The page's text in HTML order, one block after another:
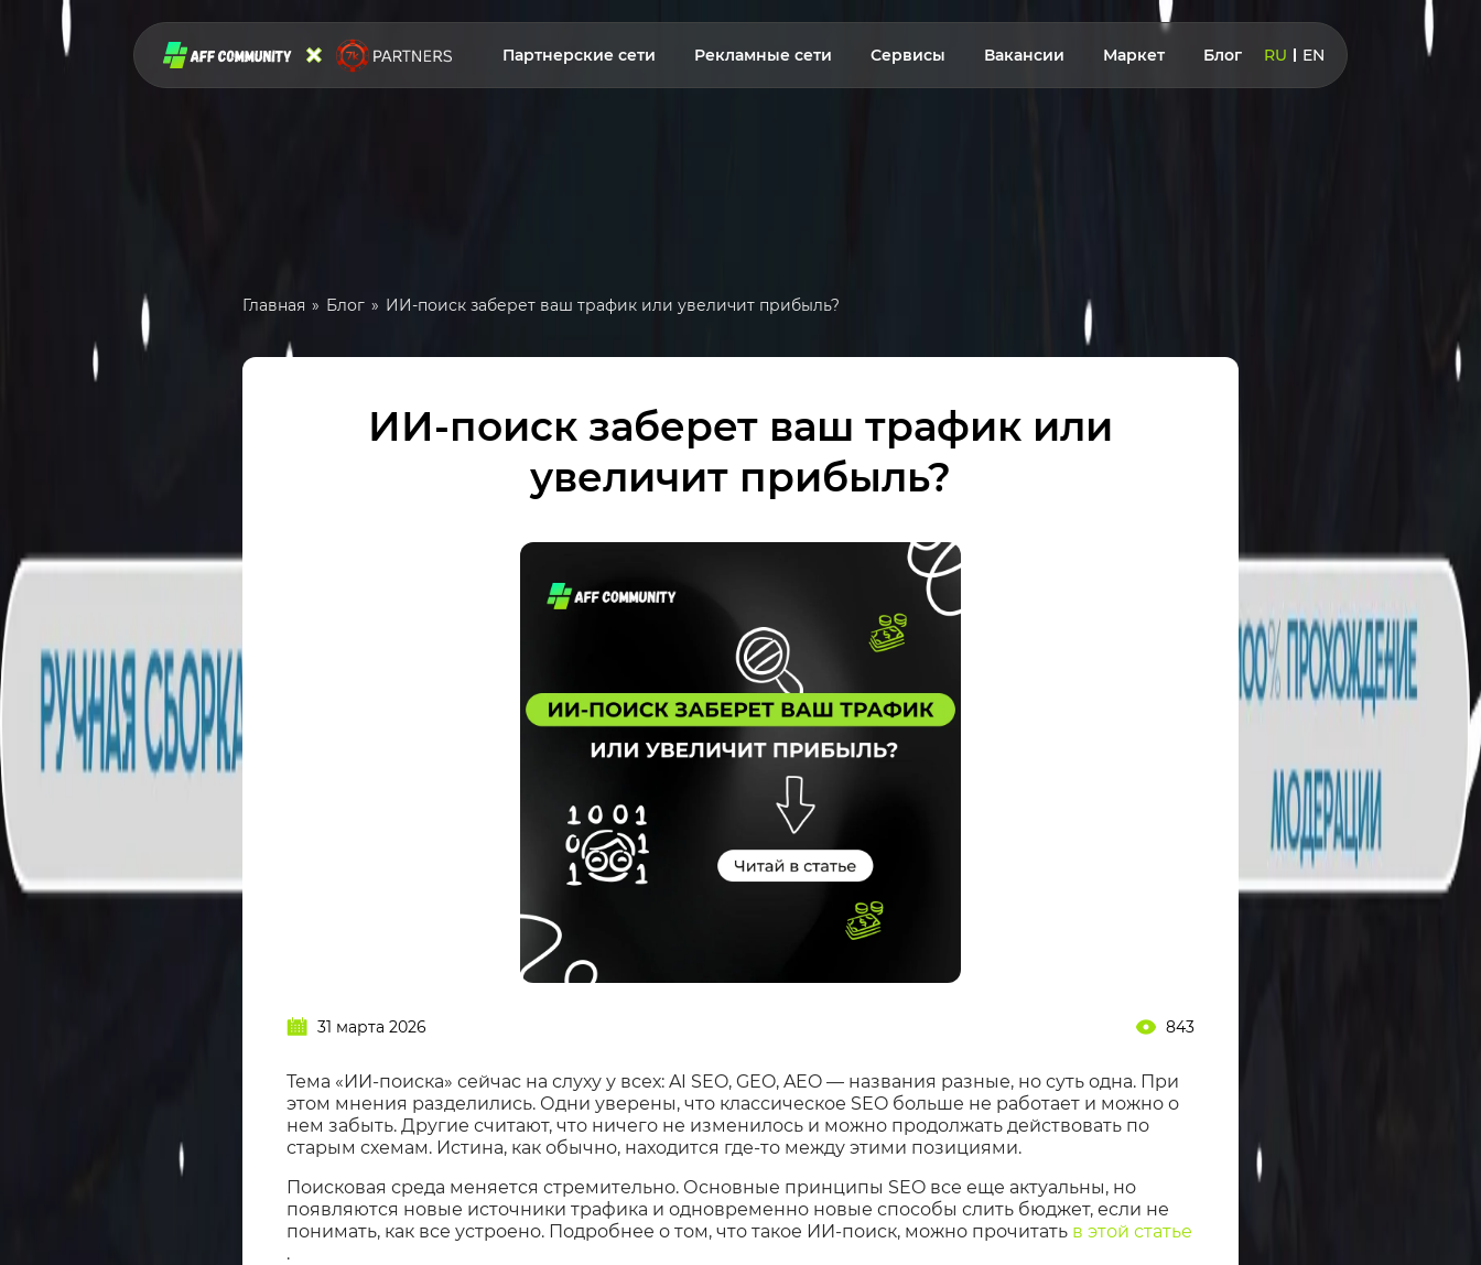
Партнерские сети Рекламные сети Сервисы Вакансии Маркет Блог RU EN
Главная Блог ИИ-поиск заберет ваш трафик или увеличит прибыль?
ИИ-поиск заберет ваш трафик или
увеличит прибыль?
31 марта 2026 843
Тема «ИИ-поиска» сейчас на слуху у всех: AI SEO, GEO, AEO — названия разные, но суть одна. При
этом мнения разделились. Одни уверены, что классическое SEO больше не работает и можно о
нем забыть. Другие считают, что ничего не изменилось и можно продолжать действовать по
старым схемам. Истина, как обычно, находится где-то между этими позициями.
Поисковая среда меняется стремительно. Основные принципы SEO все еще актуальны, но
появляются новые источники трафика и одновременно новые способы слить бюджет, если не
понимать, как все устроено. Подробнее о том, что такое ИИ-поиск, можно прочитать в этой статье
.